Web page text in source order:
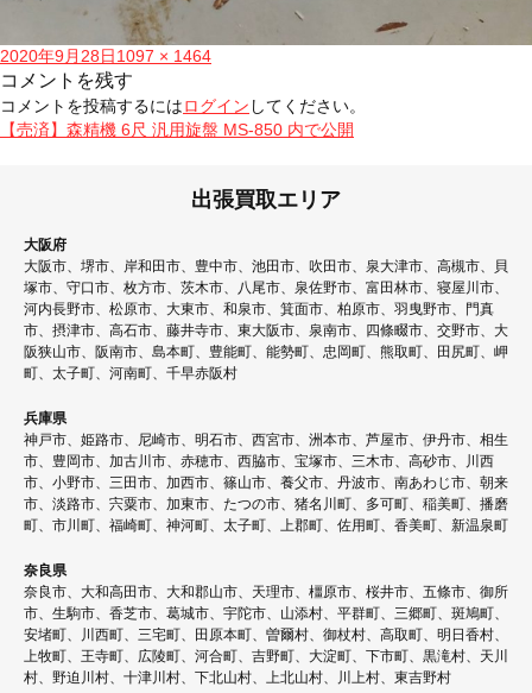
投
稿
日:
2020年9月28日フ
ル
サ
イ
1097 × 1464
コメントを残す
コメントを投稿するにはログイン してください。
投
ゲ
シ
ョ
【売済】森精機 6尺 汎用旋盤 MS-850 内で公開
出張買取エリア
大阪府
大阪市、堺市、岸和田市、豊中市、池田市、吹田市、泉大津市、高槻市、貝
塚市、守口市、枚方市、茨木市、八尾市、泉佐野市、富田林市、寝屋川市、
河内長野市、松原市、大東市、和泉市、箕面市、柏原市、羽曳野市、門真
市、摂津市、高石市、藤井寺市、東大阪市、泉南市、四條畷市、交野市、大
阪狭山市、阪南市、島本町、豊能町、能勢町、忠岡町、熊取町、田尻町、岬
町、太子町、河南町、千早赤阪村
兵庫県
神戸市、姫路市、尼崎市、明石市、西宮市、洲本市、芦屋市、伊丹市、相生
市、豊岡市、加古川市、赤穂市、西脇市、宝塚市、三木市、高砂市、川西
市、小野市、三田市、加西市、篠山市、養父市、丹波市、南あわじ市、朝来
市、淡路市、宍粟市、加東市、たつの市、猪名川町、多可町、稲美町、播磨
町、市川町、福崎町、神河町、太子町、上郡町、佐用町、香美町、新温泉町
奈良県
奈良市、大和高田市、大和郡山市、天理市、橿原市、桜井市、五條市、御所
市、生駒市、香芝市、葛城市、宇陀市、山添村、平群町、三郷町、斑鳩町、
安堵町、川西町、三宅町、田原本町、曽爾村、御杖村、高取町、明日香村、
上牧町、王寺町、広陵町、河合町、吉野町、大淀町、下市町、黒滝村、天川
村、野迫川村、十津川村、下北山村、上北山村、川上村、東吉野村